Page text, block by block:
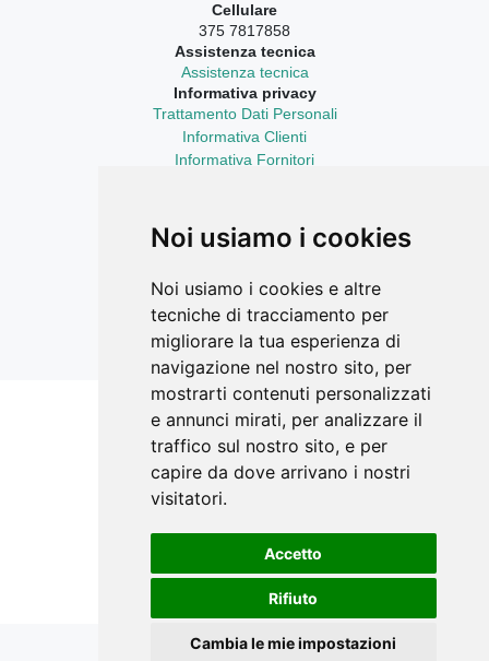
Noi usiamo i cookies
Noi usiamo i cookies e altre
tecniche di tracciamento per
migliorare la tua esperienza di
navigazione nel nostro sito, per
mostrarti contenuti personalizzati
e annunci mirati, per analizzare il
traffico sul nostro sito, e per
capire da dove arrivano i nostri
visitatori.
Accetto
Rifiuto
Cambia le mie impostazioni
Cellulare
375 7817858
Assistenza tecnica
Assistenza tecnica
Informativa privacy
Trattamento Dati Personali
Informativa Clienti
Informativa Fornitori
LinkedIn
Facebook Ricerca Compravendite
Instagram
YouTube
Siti correlati
STIMATRIX.it
forMaps.it
perCorsidiEstimo.it
E-Valuations.org